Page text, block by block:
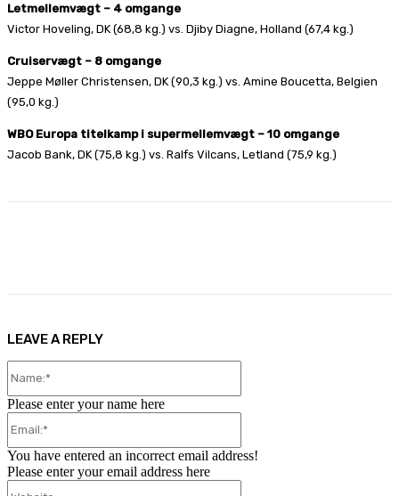
Letmellemvægt – 4 omgange
Victor Hoveling, DK (68,8 kg.) vs. Djiby Diagne, Holland (67,4 kg.)
Cruiservægt – 8 omgange
Jeppe Møller Christensen, DK (90,3 kg.) vs. Amine Boucetta, Belgien
(95,0 kg.)
WBO Europa titelkamp i supermellemvægt – 10 omgange
Jacob Bank, DK (75,8 kg.) vs. Ralfs Vilcans, Letland (75,9 kg.)
LEAVE A REPLY
Please enter your name here
You have entered an incorrect email address!
Please enter your email address here